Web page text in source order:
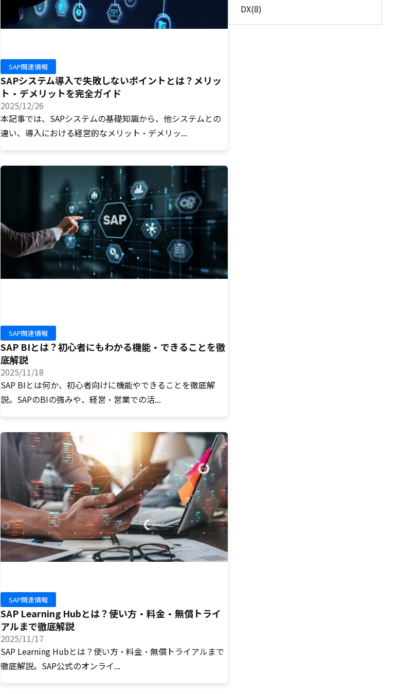
SAP関連情報
SAPシステム導入で失敗しないポイントとは？メリッ
ト・デメリットを完全ガイド
2025/12/26
本記事では、SAPシステムの基礎知識から、他システムとの
違い、導入における経営的なメリット・デメリッ...
SAP関連情報
SAP BIとは？初心者にもわかる機能・できることを徹
底解説
2025/11/18
SAP BIとは何か、初心者向けに機能やできることを徹底解
説。SAPのBIの強みや、経営・営業での活...
SAP関連情報
SAP Learning Hubとは？使い方・料金・無償トライ
アルまで徹底解説
2025/11/17
SAP Learning Hubとは？使い方・料金・無償トライアルまで
徹底解説。SAP公式のオンライ...
DX(8)